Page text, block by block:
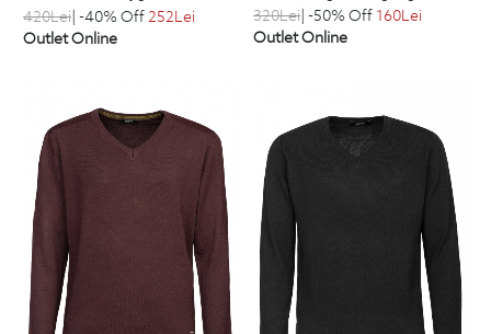
420Lei| -40% Off 252Lei
Outlet Online
320Lei| -50% Off 160Lei
Outlet Online